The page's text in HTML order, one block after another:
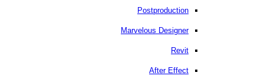
Postproduction
Marvelous Designer
Revit
After Effect